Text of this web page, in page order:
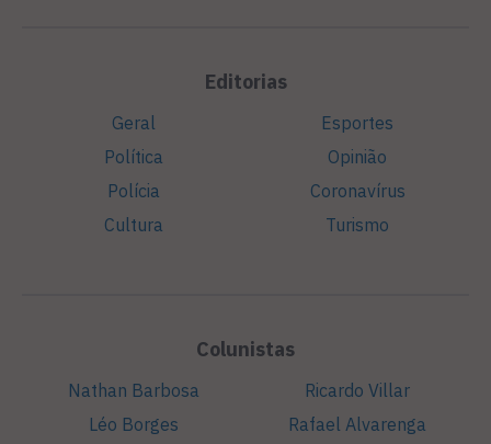
Editorias
Geral
Política
Polícia
Cultura
Esportes
Opinião
Coronavírus
Turismo
Colunistas
Nathan Barbosa
Léo Borges
Ricardo Villar
Rafael Alvarenga